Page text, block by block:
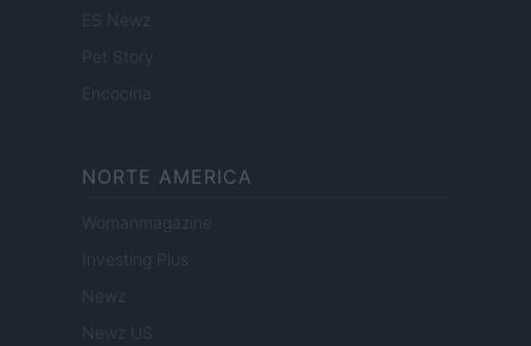
ES Newz
Pet Story
Encocina
NORTE AMERICA
Womanmagazine
Investing Plus
Newz
Newz US